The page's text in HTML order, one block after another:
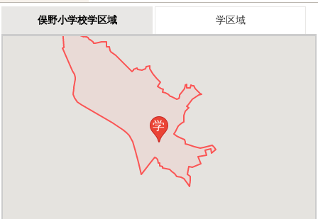
俣野小学校学区域 学区域
学